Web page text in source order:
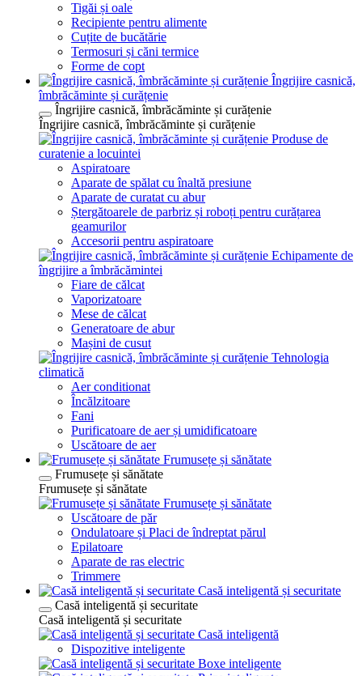
Tigăi și oale
Recipiente pentru alimente
Cuțite de bucătărie
Termosuri și căni termice
Forme de copt
Îngrijire casnică,
îmbrăcăminte și curățenie
Îngrijire casnică, îmbrăcăminte și curățenie
Îngrijire casnică, îmbrăcăminte și curățenie
Produse de
curatenie a locuintei
Aspiratoare
Aparate de spălat cu înaltă presiune
Aparate de curatat cu abur
Ștergătoarele de parbriz și roboți pentru curățarea
geamurilor
Accesorii pentru aspiratoare
Echipamente de
îngrijire a îmbrăcămintei
Fiare de călcat
Vaporizatoare
Mese de călcat
Generatoare de abur
Mașini de cusut
Tehnologia
climatică
Aer conditionat
Încălzitoare
Fani
Purificatoare de aer și umidificatoare
Uscătoare de aer
Frumusețe și sănătate
Frumusețe și sănătate
Frumusețe și sănătate
Frumusețe și sănătate
Uscătoare de păr
Ondulatoare și Placi de îndreptat părul
Epilatoare
Aparate de ras electric
Trimmere
Casă inteligentă și securitate
Casă inteligentă și securitate
Casă inteligentă și securitate
Casă inteligentă
Dispozitive inteligente
Boxe inteligente